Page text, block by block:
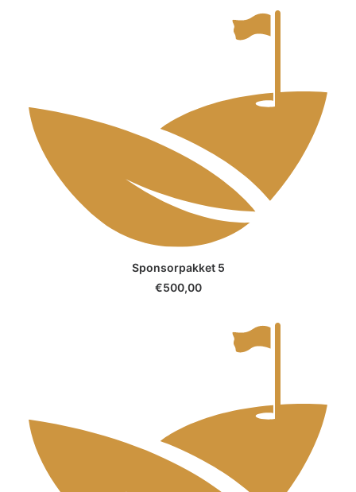
SELECT OPTIONS
Sponsorpakket 5
€500,00